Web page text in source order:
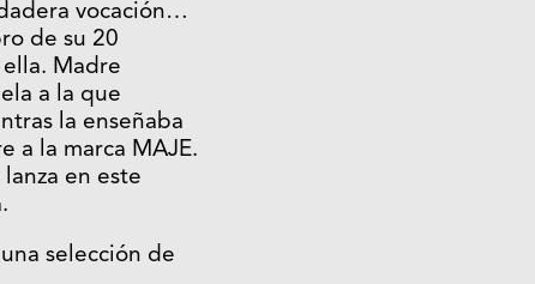
vocación…
de su 20
Madre
a la que
la enseñaba
a la marca MAJE.
en este
selección de